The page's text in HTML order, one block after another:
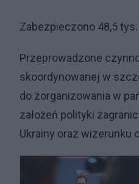
Zabezpieczono 48,5
Przeprowadzone
skoordynowanej w
do zorganizowania w
założeń polityki
Ukrainy oraz wizerunku